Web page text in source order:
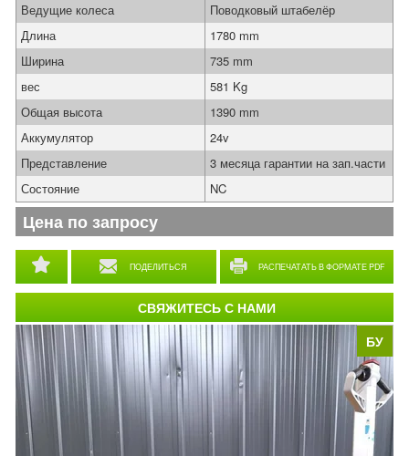
БУ
ПОДЕЛИТЬСЯ РАСПЕЧАТАТЬ В ФОРМАТЕ PDF
Ведущие колеса
Поводковый штабелёр
Длина
1780 mm
Ширина
735 mm
вес
581 Kg
Общая высота
1390 mm
Аккумулятор
24v
Представление
3 месяца гарантии на зап.части
Состояние
NC
Цена по запросу
СВЯЖИТЕСЬ С НАМИ